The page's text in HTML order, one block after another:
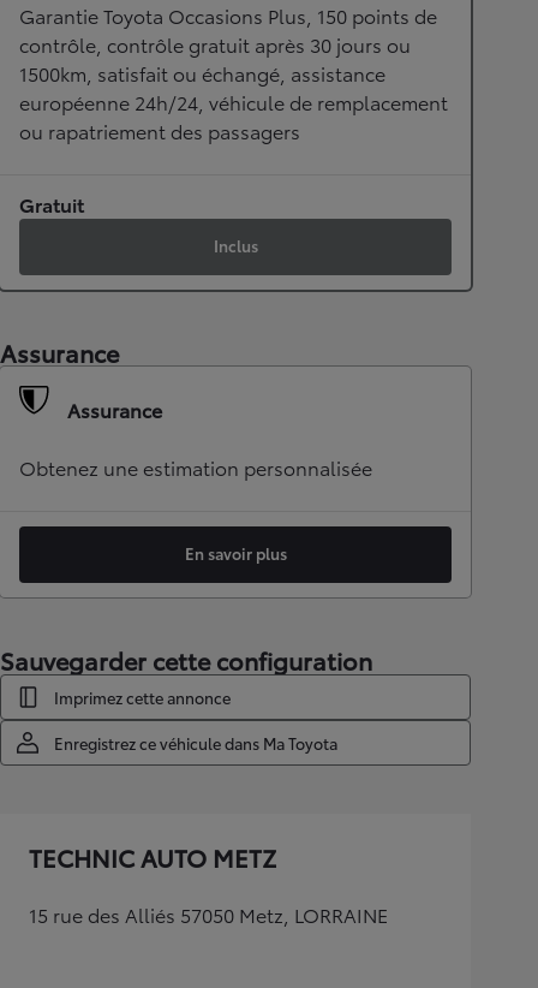
Garantie Toyota Occasions Plus, 150 points de
contrôle, contrôle gratuit après 30 jours ou
1500km, satisfait ou échangé, assistance
européenne 24h/24, véhicule de remplacement
ou rapatriement des passagers
Gratuit
Inclus
Assurance
Assurance
Obtenez une estimation personnalisée
En savoir plus
Sauvegarder cette configuration
Imprimez cette annonce
Enregistrez ce véhicule dans Ma Toyota
TECHNIC AUTO METZ
15 rue des Alliés 57050 Metz, LORRAINE